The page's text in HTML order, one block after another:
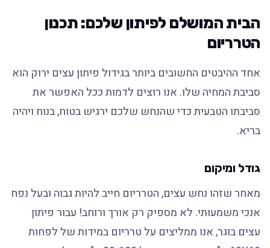
הבית המושלם לפיתון שלכם: תכנון
הטרריום
אחד ההיבטים החשובים ביותר בגידול פיתון עצים ירוק הוא
סביבת המחיה שלו. אנו רוצים לדמות ככל האפשר את
סביבתו הטבעית כדי שהנחש שלכם ירגיש בטוח, בנוח ויהיה
בריא.
גודל ומיקום
מאחר שזהו נחש עצים, הטרריום חייב להיות גבוה ובעל נפח
אנכי משמעותי. לא מספיק רק אורך ורוחב! עבור פיתון
עצים בוגר, אנו ממליצים על טרריום במידות של לפחות